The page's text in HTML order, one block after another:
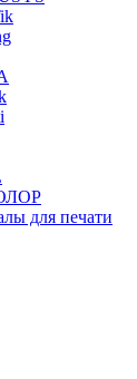
для печати